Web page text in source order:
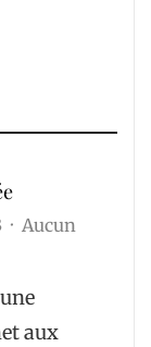
Aucun
aux